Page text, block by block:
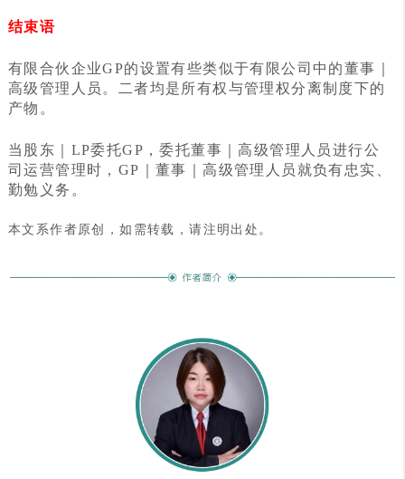
结束语
有限合伙企业GP的设置有些类似于有限公司中的董事｜
高级管理人员。二者均是所有权与管理权分离制度下的
产物。
当股东｜LP委托GP，委托董事｜高级管理人员进行公
司运营管理时，GP｜董事｜高级管理人员就负有忠实、
勤勉义务。
本文系作者原创，如需转载，请注明出处。